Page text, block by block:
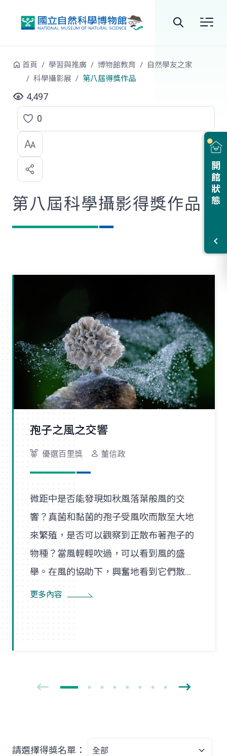
站
開館狀態
首頁 學習與推廣 博物館教育
自然學友之家
科學攝影展
第八屆得獎作品
4,497
點
選
喜
歡
0
第八屆科學攝影得獎作品
孢子之風之交響
優選百里獎 董信政
微距中是否能發現如秋風落葉般風的交
響？真菌和黏菌的孢子受風吹而散至大地
來繁殖，是否可以觀察到正散布著孢子的
物種？當風輕輕吹過，可以看到風的盛
舉。在風的協助下，興奮地看到它們散播
孢子的盛況，在精彩過程中也看到了風的
更多內容
請選擇得獎名單：